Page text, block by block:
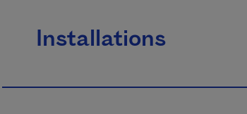
Installations